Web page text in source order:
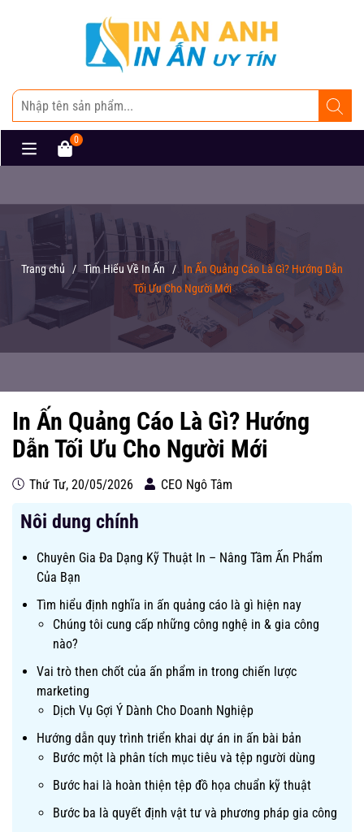
0
Trang chủ / Tìm Hiểu Về In Ấn / In Ấn Quảng Cáo Là Gì? Hướng Dẫn
Tối Ưu Cho Người Mới
In Ấn Quảng Cáo Là Gì? Hướng
Dẫn Tối Ưu Cho Người Mới
Thứ Tư, 20/05/2026 CEO Ngô Tâm
Nôi dung chính
Chuyên Gia Đa Dạng Kỹ Thuật In – Nâng Tầm Ấn Phẩm
Của Bạn
Tìm hiểu định nghĩa in ấn quảng cáo là gì hiện nay
Chúng tôi cung cấp những công nghệ in & gia công
nào?
Vai trò then chốt của ấn phẩm in trong chiến lược
marketing
Dịch Vụ Gợi Ý Dành Cho Doanh Nghiệp
Hướng dẫn quy trình triển khai dự án in ấn bài bản
Bước một là phân tích mục tiêu và tệp người dùng
Bước hai là hoàn thiện tệp đồ họa chuẩn kỹ thuật
Bước ba là quyết định vật tư và phương pháp gia công